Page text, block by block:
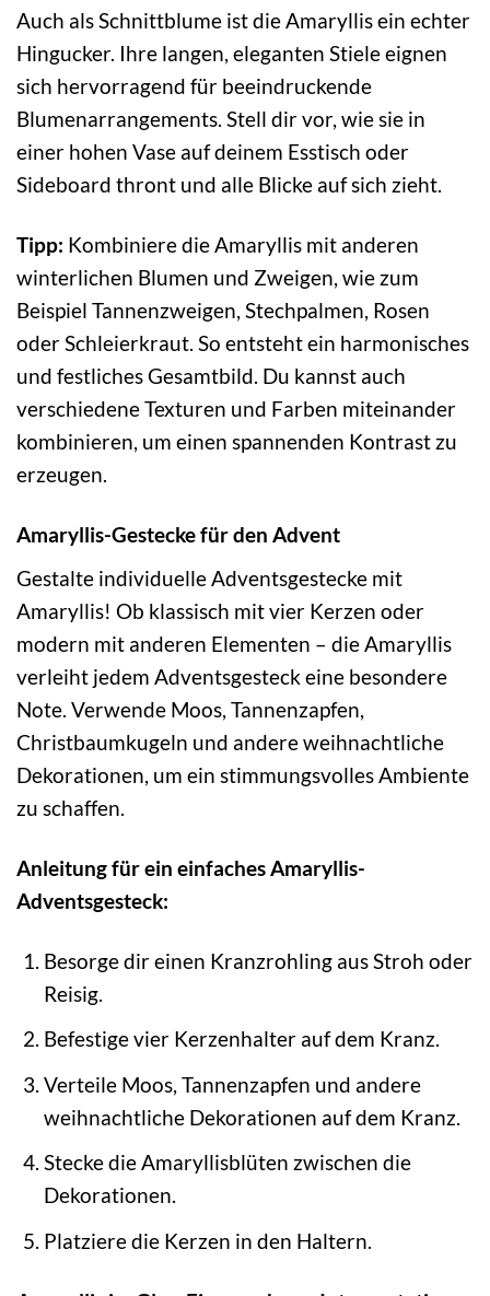
Auch als Schnittblume ist die Amaryllis ein echter
Hingucker. Ihre langen, eleganten Stiele eignen
sich hervorragend für beeindruckende
Blumenarrangements. Stell dir vor, wie sie in
einer hohen Vase auf deinem Esstisch oder
Sideboard thront und alle Blicke auf sich zieht.
Tipp: Kombiniere die Amaryllis mit anderen
winterlichen Blumen und Zweigen, wie zum
Beispiel Tannenzweigen, Stechpalmen, Rosen
oder Schleierkraut. So entsteht ein harmonisches
und festliches Gesamtbild. Du kannst auch
verschiedene Texturen und Farben miteinander
kombinieren, um einen spannenden Kontrast zu
erzeugen.
Amaryllis-Gestecke für den Advent
Gestalte individuelle Adventsgestecke mit
Amaryllis! Ob klassisch mit vier Kerzen oder
modern mit anderen Elementen – die Amaryllis
verleiht jedem Adventsgesteck eine besondere
Note. Verwende Moos, Tannenzapfen,
Christbaumkugeln und andere weihnachtliche
Dekorationen, um ein stimmungsvolles Ambiente
zu schaffen.
Anleitung für ein einfaches Amaryllis-
Adventsgesteck:
Besorge dir einen Kranzrohling aus Stroh oder
Reisig.
Befestige vier Kerzenhalter auf dem Kranz.
Verteile Moos, Tannenzapfen und andere
weihnachtliche Dekorationen auf dem Kranz.
Stecke die Amaryllisblüten zwischen die
Dekorationen.
Platziere die Kerzen in den Haltern.